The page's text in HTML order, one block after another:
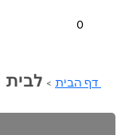
0
דף הבית > לבית